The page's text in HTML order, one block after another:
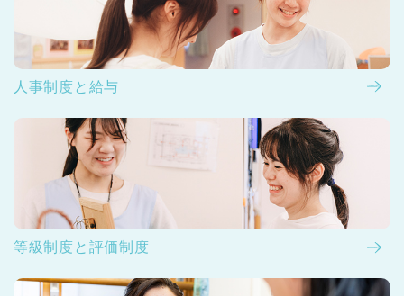
人事制度と給与
等級制度と評価制度